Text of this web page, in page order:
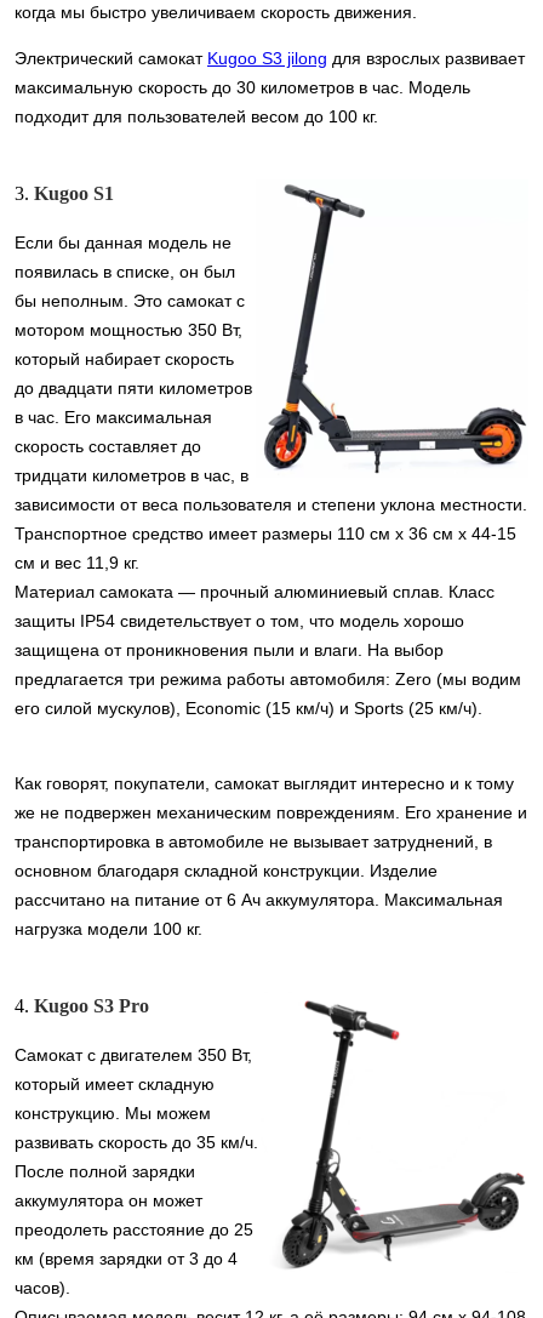
когда мы быстро увеличиваем скорость движения.
Электрический самокат Kugoo S3 jilong для взрослых развивает
максимальную скорость до 30 километров в час. Модель
подходит для пользователей весом до 100 кг.
3. Kugoo S1
Если бы данная модель не
появилась в списке, он был
бы неполным. Это самокат с
мотором мощностью 350 Вт,
который набирает скорость
до двадцати пяти километров
в час. Его максимальная
скорость составляет до
тридцати километров в час, в
зависимости от веса пользователя и степени уклона местности.
Транспортное средство имеет размеры 110 см x 36 см x 44-15
см и вес 11,9 кг.
Материал самоката — прочный алюминиевый сплав. Класс
защиты IP54 свидетельствует о том, что модель хорошо
защищена от проникновения пыли и влаги. На выбор
предлагается три режима работы автомобиля: Zero (мы водим
его силой мускулов), Economic (15 км/ч) и Sports (25 км/ч).
Как говорят, покупатели, самокат выглядит интересно и к тому
же не подвержен механическим повреждениям. Его хранение и
транспортировка в автомобиле не вызывает затруднений, в
основном благодаря складной конструкции. Изделие
рассчитано на питание от 6 Ач аккумулятора. Максимальная
нагрузка модели 100 кг.
4. Kugoo S3 Pro
Самокат с двигателем 350 Вт,
который имеет складную
конструкцию. Мы можем
развивать скорость до 35 км/ч.
После полной зарядки
аккумулятора он может
преодолеть расстояние до 25
км (время зарядки от 3 до 4
часов).